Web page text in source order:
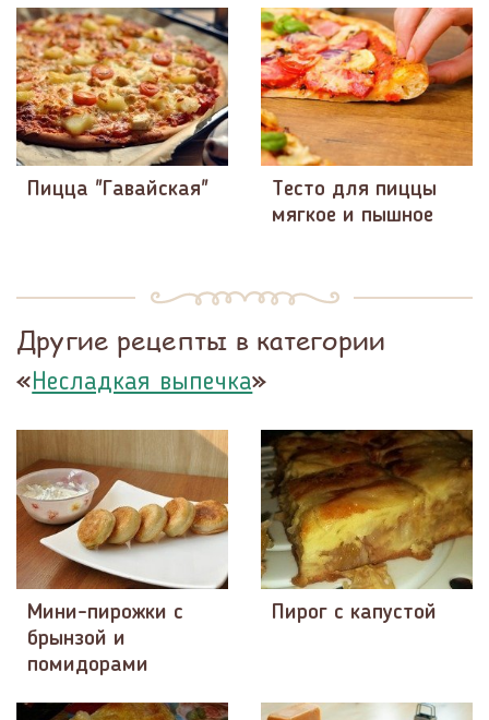
Пицца "Гавайская"
Тесто для пиццы
мягкое и пышное
Другие рецепты в категории
«Несладкая выпечка»
Мини-пирожки с
брынзой и
помидорами
Пирог с капустой